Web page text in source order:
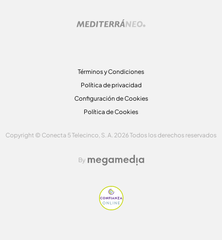
Términos y Condiciones
Política de privacidad
Configuración de Cookies
Política de Cookies
Copyright © Conecta 5 Telecinco, S. A. 2026 Todos los derechos reservados
By